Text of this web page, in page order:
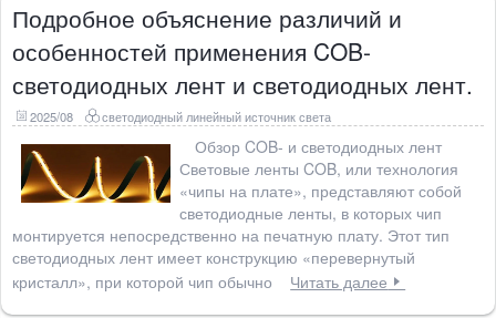
Подробное объяснение различий и
особенностей применения COB-
светодиодных лент и светодиодных лент.
2025/08 светодиодный линейный источник света
Обзор COB- и светодиодных лент
Световые ленты COB, или технология
«чипы на плате», представляют собой
светодиодные ленты, в которых чип
монтируется непосредственно на печатную плату. Этот тип
светодиодных лент имеет конструкцию «перевернутый
кристалл», при которой чип обычно
Читать далее